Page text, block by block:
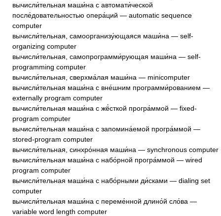
вычисли́тельная маши́на с автомати́ческой
после́довательностью опера́ций — automatic sequence
computer
вычисли́тельная, самоорганизу́ющаяся маши́на — self-
organizing computer
вычисли́тельная, самопрограмми́рующая маши́на — self-
programming computer
вычисли́тельная, сверхма́лая маши́на — minicomputer
вычисли́тельная маши́на с вне́шним программи́рованием —
externally program computer
вычисли́тельная маши́на с жё́сткой програ́ммой — fixed-
program computer
вычисли́тельная маши́на с запомина́емой програ́ммой —
stored-program computer
вычисли́тельная, синхро́нная маши́на — synchronous computer
вычисли́тельная маши́на с набо́рной програ́ммой — wired
program computer
вычисли́тельная маши́на с набо́рными ди́сками — dialing set
computer
вычисли́тельная маши́на с переме́нной длино́й сло́ва —
variable word length computer